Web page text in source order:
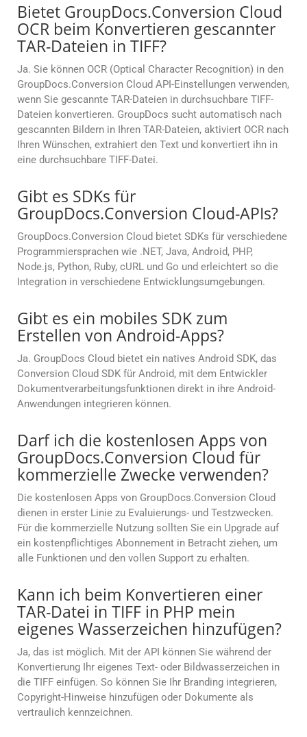
Bietet GroupDocs.Conversion Cloud
OCR beim Konvertieren gescannter
TAR-Dateien in TIFF?
Ja. Sie können OCR (Optical Character Recognition) in den
GroupDocs.Conversion Cloud API-Einstellungen verwenden,
wenn Sie gescannte TAR-Dateien in durchsuchbare TIFF-
Dateien konvertieren. GroupDocs sucht automatisch nach
gescannten Bildern in Ihren TAR-Dateien, aktiviert OCR nach
Ihren Wünschen, extrahiert den Text und konvertiert ihn in
eine durchsuchbare TIFF-Datei.
Gibt es SDKs für
GroupDocs.Conversion Cloud-APIs?
GroupDocs.Conversion Cloud bietet SDKs für verschiedene
Programmiersprachen wie .NET, Java, Android, PHP,
Node.js, Python, Ruby, cURL und Go und erleichtert so die
Integration in verschiedene Entwicklungsumgebungen.
Gibt es ein mobiles SDK zum
Erstellen von Android-Apps?
Ja. GroupDocs Cloud bietet ein natives Android SDK, das
Conversion Cloud SDK für Android, mit dem Entwickler
Dokumentverarbeitungsfunktionen direkt in ihre Android-
Anwendungen integrieren können.
Darf ich die kostenlosen Apps von
GroupDocs.Conversion Cloud für
kommerzielle Zwecke verwenden?
Die kostenlosen Apps von GroupDocs.Conversion Cloud
dienen in erster Linie zu Evaluierungs- und Testzwecken.
Für die kommerzielle Nutzung sollten Sie ein Upgrade auf
ein kostenpflichtiges Abonnement in Betracht ziehen, um
alle Funktionen und den vollen Support zu erhalten.
Kann ich beim Konvertieren einer
TAR-Datei in TIFF in PHP mein
eigenes Wasserzeichen hinzufügen?
Ja, das ist möglich. Mit der API können Sie während der
Konvertierung Ihr eigenes Text- oder Bildwasserzeichen in
die TIFF einfügen. So können Sie Ihr Branding integrieren,
Copyright-Hinweise hinzufügen oder Dokumente als
vertraulich kennzeichnen.